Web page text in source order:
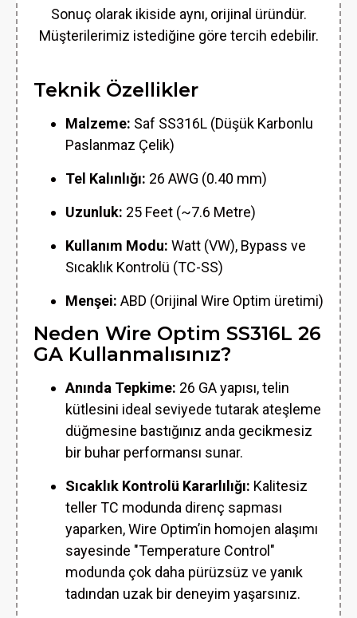
Sonuç olarak ikiside aynı, orijinal üründür.
Müşterilerimiz istediğine göre tercih edebilir.
Teknik Özellikler
Malzeme: Saf SS316L (Düşük Karbonlu
Paslanmaz Çelik)
Tel Kalınlığı: 26 AWG (0.40 mm)
Uzunluk: 25 Feet (~7.6 Metre)
Kullanım Modu: Watt (VW), Bypass ve
Sıcaklık Kontrolü (TC-SS)
Menşei: ABD (Orijinal Wire Optim üretimi)
Neden Wire Optim SS316L 26
GA Kullanmalısınız?
Anında Tepkime: 26 GA yapısı, telin
kütlesini ideal seviyede tutarak ateşleme
düğmesine bastığınız anda gecikmesiz
bir buhar performansı sunar.
Sıcaklık Kontrolü Kararlılığı: Kalitesiz
teller TC modunda direnç sapması
yaparken, Wire Optim’in homojen alaşımı
sayesinde "Temperature Control"
modunda çok daha pürüzsüz ve yanık
tadından uzak bir deneyim yaşarsınız.